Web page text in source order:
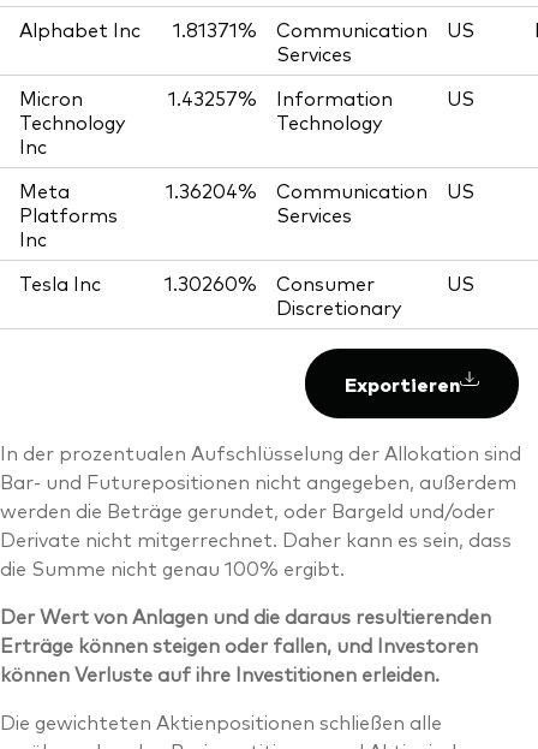
Alphabet Inc 1.81371%
Communication
Services
US
Micron
Technology
Inc
1.43257%
Information
Technology
US
Meta
Platforms
Inc
1.36204%
Communication
Services
US
Tesla Inc 1.30260%
Consumer
Discretionary
US
Exportieren
In der prozentualen Aufschlüsselung der Allokation sind
Bar- und Futurepositionen nicht angegeben, außerdem
werden die Beträge gerundet, oder Bargeld und/oder
Derivate nicht mitgerrechnet. Daher kann es sein, dass
die Summe nicht genau 100% ergibt.
Der Wert von Anlagen und die daraus resultierenden
Erträge können steigen oder fallen, und Investoren
können Verluste auf ihre Investitionen erleiden.
Die gewichteten Aktienpositionen schließen alle